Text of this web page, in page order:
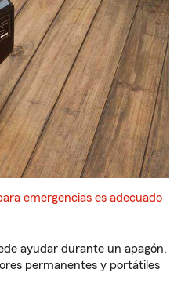
emergencias es adecuado
ayudar durante un apagón.
permanentes y portátiles